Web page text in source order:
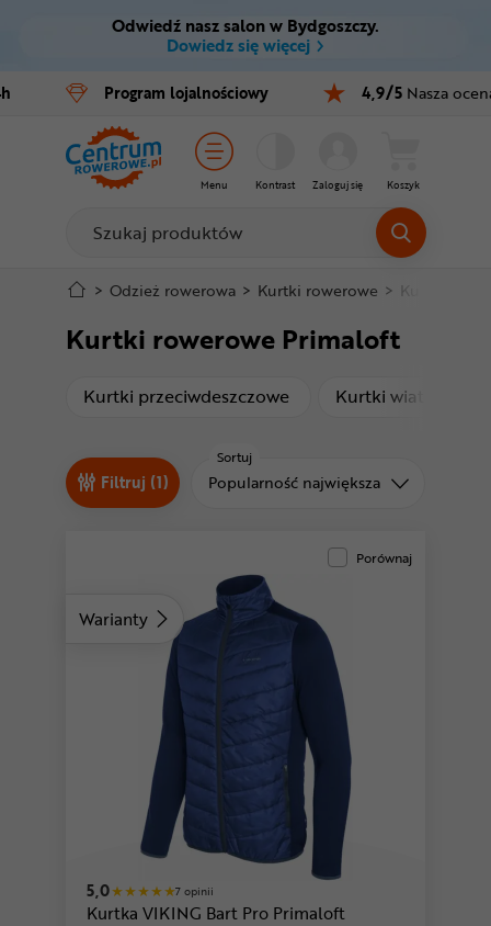
Ctrl M
Menu główne
Filtry
Produkty
Stopka
Mapa strony
Odwiedź nasz salon w Bydgoszczy.
Dowiedz się więcej
Program lojalnościowy 4,9/5 Nasza
Menu Kontrast Zaloguj się Koszyk
Rowery
E-bike
Części
Akcesoria
Odzież
Kaski
Buty
Odżywki
> Odzież rowerowa > Kurtki rowerowe > Kurtki
Kurtki rowerowe Primaloft
Kurtki przeciwdeszczowe produktyKurtki wiatrówki
Filtruj (1)
Sortuj
Sortuj od
Popularność największa
Warianty
Porównaj
5,0 7 opinii
Kurtka VIKING Bart Pro Primaloft